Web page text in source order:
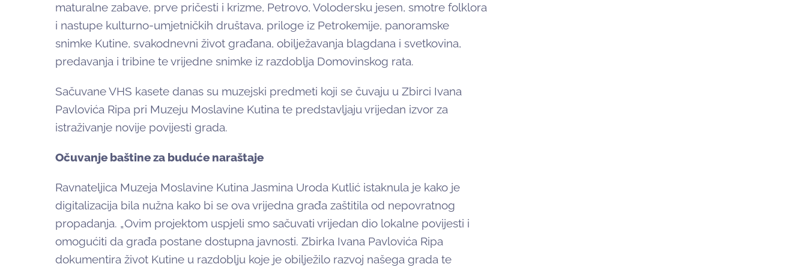
maturalne zabave, prve pričesti i krizme, Petrovo, Volodersku jesen, smotre folklora
i nastupe kulturno-umjetničkih društava, priloge iz Petrokemije, panoramske
snimke Kutine, svakodnevni život građana, obilježavanja blagdana i svetkovina,
predavanja i tribine te vrijedne snimke iz razdoblja Domovinskog rata.
Sačuvane VHS kasete danas su muzejski predmeti koji se čuvaju u Zbirci Ivana
Pavlovića Ripa pri Muzeju Moslavine Kutina te predstavljaju vrijedan izvor za
istraživanje novije povijesti grada.
Očuvanje baštine za buduće naraštaje
Ravnateljica Muzeja Moslavine Kutina Jasmina Uroda Kutlić istaknula je kako je
digitalizacija bila nužna kako bi se ova vrijedna građa zaštitila od nepovratnog
propadanja. „Ovim projektom uspjeli smo sačuvati vrijedan dio lokalne povijesti i
omogućiti da građa postane dostupna javnosti. Zbirka Ivana Pavlovića Ripa
dokumentira život Kutine u razdoblju koje je obilježilo razvoj našega grada te